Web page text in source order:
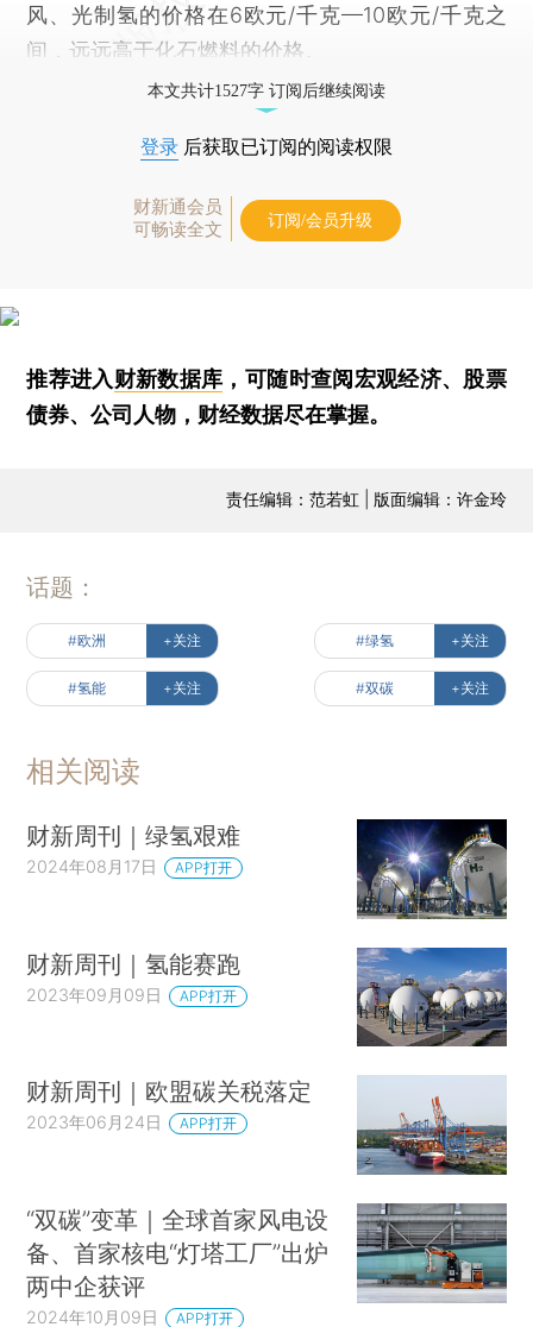
风、光制氢的价格在6欧元/千克—10欧元/千克之
间，远远高于化石燃料的价格。
本文共计1527字 订阅后继续阅读
登录 后获取已订阅的阅读权限
财新通会员
可畅读全文
订阅/会员升级
推荐进入财新数据库 ，可随时查阅宏观经济、股票
债券、公司人物，财经数据尽在掌握。
责任编辑：范若虹 | 版面编辑：许金玲
话题：
#欧洲 +关注 #绿氢 +关注
#氢能 +关注 #双碳 +关注
相关阅读
财新周刊｜绿氢艰难
2024年08月17日 APP打开
财新周刊｜氢能赛跑
2023年09月09日 APP打开
财新周刊｜欧盟碳关税落定
2023年06月24日 APP打开
“双碳”变革｜全球首家风电设
备、首家核电“灯塔工厂”出炉
两中企获评
2024年10月09日 APP打开